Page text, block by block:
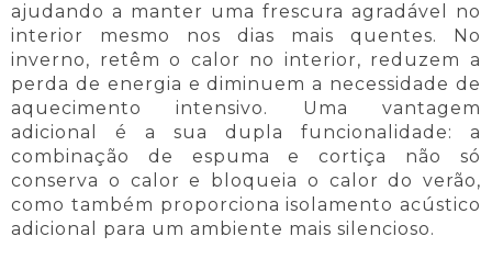
ajudando a manter uma frescura agradável no
interior mesmo nos dias mais quentes. No
inverno, retêm o calor no interior, reduzem a
perda de energia e diminuem a necessidade de
aquecimento intensivo. Uma vantagem
adicional é a sua dupla funcionalidade: a
combinação de espuma e cortiça não só
conserva o calor e bloqueia o calor do verão,
como também proporciona isolamento acústico
adicional para um ambiente mais silencioso.